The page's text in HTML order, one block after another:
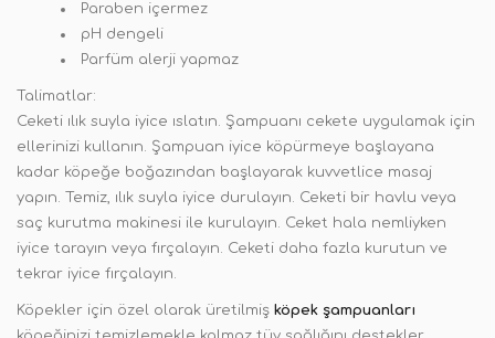
Paraben içermez
pH dengeli
Parfüm alerji yapmaz
Talimatlar:
Ceketi ılık suyla iyice ıslatın. Şampuanı cekete uygulamak için
ellerinizi kullanın. Şampuan iyice köpürmeye başlayana
kadar köpeğe boğazından başlayarak kuvvetlice masaj
yapın. Temiz, ılık suyla iyice durulayın. Ceketi bir havlu veya
saç kurutma makinesi ile kurulayın. Ceket hala nemliyken
iyice tarayın veya fırçalayın. Ceketi daha fazla kurutun ve
tekrar iyice fırçalayın.
Köpekler için özel olarak üretilmiş köpek şampuanları